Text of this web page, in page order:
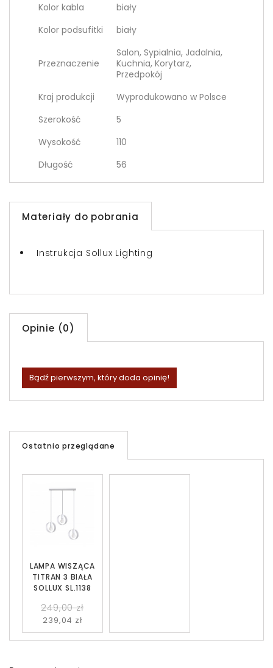
Kolor kabla
biały
Kolor podsufitki
biały
Przeznaczenie
Salon, Sypialnia, Jadalnia,
Kuchnia, Korytarz,
Przedpokój
Kraj produkcji
Wyprodukowano w Polsce
Szerokość
5
Wysokość
110
Długość
56
Materiały do pobrania
Instrukcja Sollux Lighting
Opinie (0)
Bądź pierwszym, który doda opinię!
Ostatnio przeglądane
LAMPA WISZĄCA
TITRAN 3 BIAŁA
SOLLUX SL.1138
249,00 zł
239,04 zł